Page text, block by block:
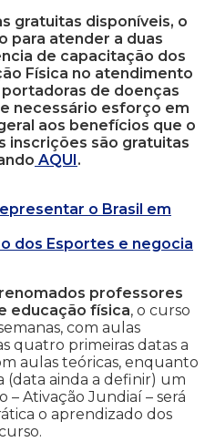
gratuitas disponíveis, o
para atender a duas
de capacitação dos
Física no atendimento
de doenças
necessário esforço em
aos benefícios que o
inscrições são gratuitas
AQUI.
o Brasil em
dos Esportes e negocia
professores
educação física, o curso
com aulas
quatro primeiras datas a
aulas teóricas, enquanto
(data ainda a definir) um
Ativação Jundiaí – será
o aprendizado dos